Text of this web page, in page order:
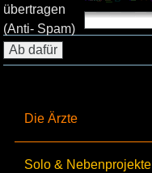
Die Ärzte
Solo & Nebenprojekte
übertragen
(Anti- Spam)